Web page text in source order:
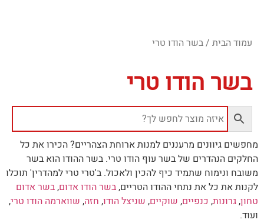
עמוד הבית / בשר הודו טרי
בשר הודו טרי
מחפשים גיוונים מרעננים למנות ארוחת הצהריים? הכירו את כל
החלקים הנהדרים של בשר עוף הודו טרי. בשר ההודו הוא בשר
משובח ונימוח שתמיד כיף להכין ולאכול. ב'טרי טרי למהדרין' תוכלו
לקנות את כל את נתחי ההודו הטריים,בשר הודו אדום,בשר אדום
טחון,גרונות, כנפיים, שוקיים, שניצל הודו, חזה, שווארמה הודו טרי,
ועוד.